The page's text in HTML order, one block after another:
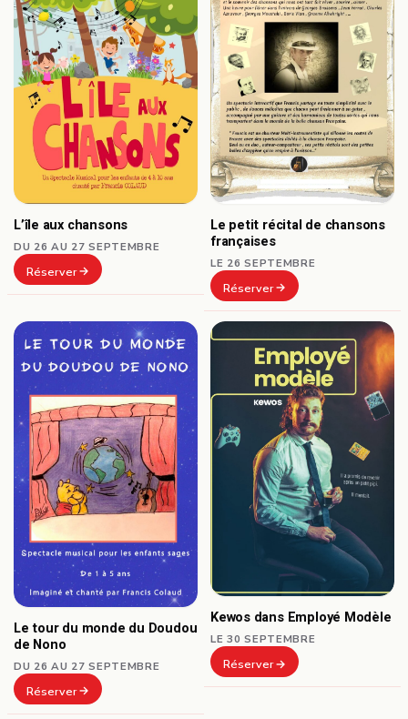
L’île aux chansons
DU 26 AU 27 SEPTEMBRE
Réserver
Le petit récital de chansons
françaises
LE 26 SEPTEMBRE
Réserver
Le tour du monde du Doudou
de Nono
DU 26 AU 27 SEPTEMBRE
Réserver
Kewos dans Employé Modèle
LE 30 SEPTEMBRE
Réserver